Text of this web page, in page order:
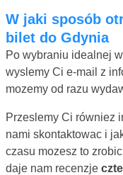
W jaki sposób otrzymujesz bilet i jak zmienic
bilet do Gdynia
Po wybraniu idealnej
wyslemy Ci e-mail z
mozemy od razu
Przeslemy Ci równiez
nami skontaktowac i
czasu mozesz to
daje nam recenzje